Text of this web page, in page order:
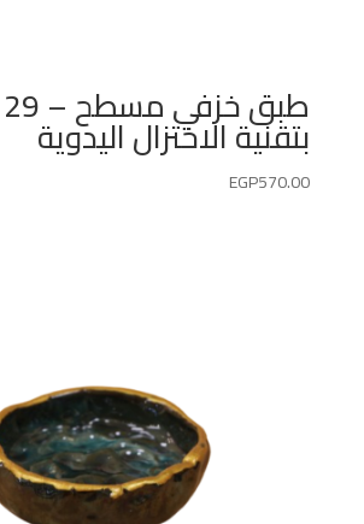
بتقنية الاختزال اليدوية
EGP570.00